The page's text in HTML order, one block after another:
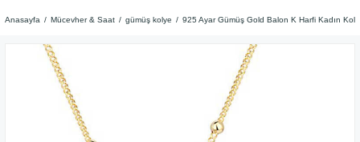
Anasayfa Mücevher & Saat gümüş kolye 925 Ayar Gümüş Gold Balon K Harfi Kadın